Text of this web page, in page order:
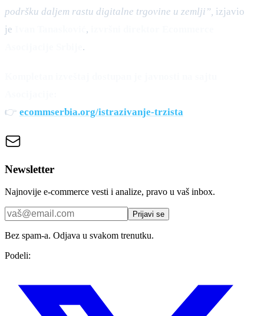
podršku daljem rastu digitalne trgovine u zemlji”, izjavio
je
,
.
👉 ecommserbia.org/istrazivanje-trzista
Newsletter
Najnovije e-commerce vesti i analize, pravo u vaš inbox.
Prijavi se
Bez spam-a. Odjava u svakom trenutku.
Podeli: